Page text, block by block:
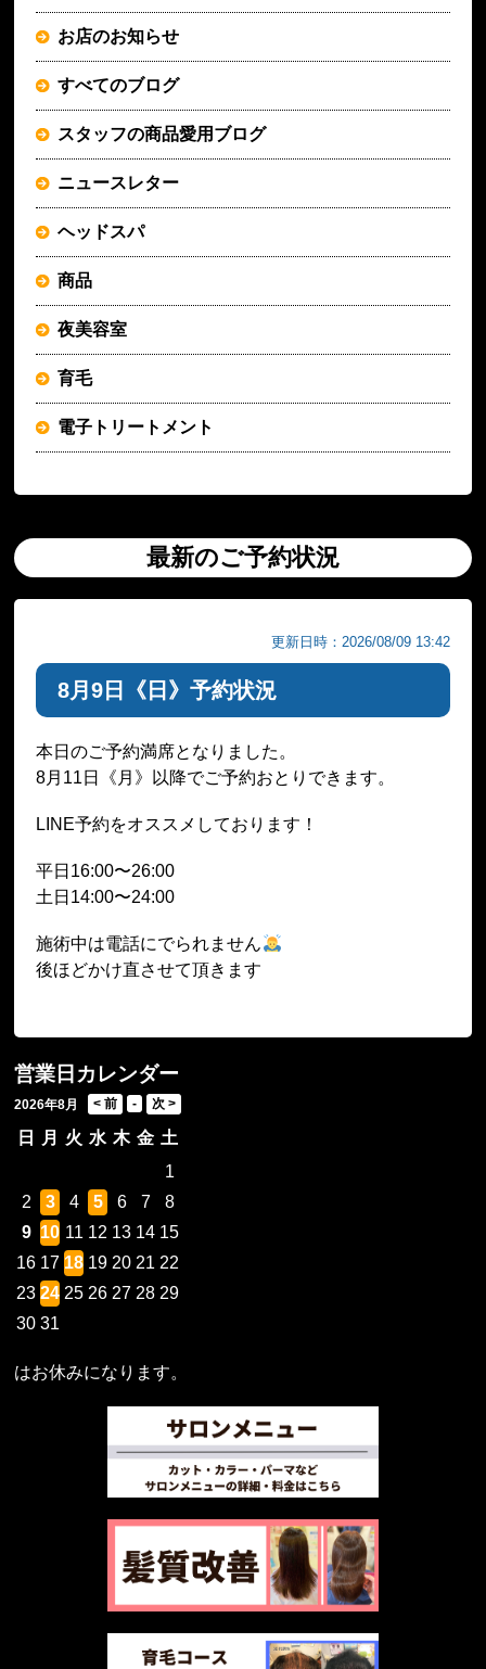
お店のお知らせ
すべてのブログ
スタッフの商品愛用ブログ
ニュースレター
ヘッドスパ
商品
夜美容室
育毛
電子トリートメント
最新のご予約状況
更新日時：2026/08/09 13:42
8月9日《日》予約状況
本日のご予約満席となりました。
8月11日《月》以降でご予約おとりできます。
LINE予約をオススメしております！
平日16:00〜26:00
土日14:00〜24:00
施術中は電話にでられません
後ほどかけ直させて頂きます
営業日カレンダー
2026年8月
日 月 火 水 木 金 土
1
2
3 4 5 6 7
8
9 10 11 12 13 14 15
16 17 18 19 20 21 22
23 24 25 26 27 28 29
30 31
はお休みになります。